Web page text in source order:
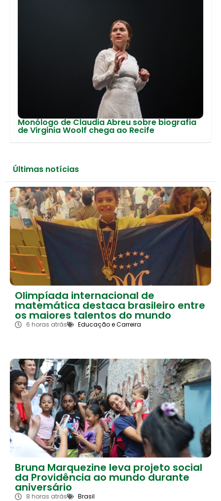
Monólogo de Claudia Abreu sobre biografia
de Virginia Woolf chega ao Recife
Últimas notícias
Olimpíada internacional de
matemática destaca brasileiro entre
os maiores talentos do mundo
6 horas atrás Educação e Carreira
Bruna Marquezine leva projeto social
da Providência ao mundo durante
aniversário
8 horas atrás Brasil